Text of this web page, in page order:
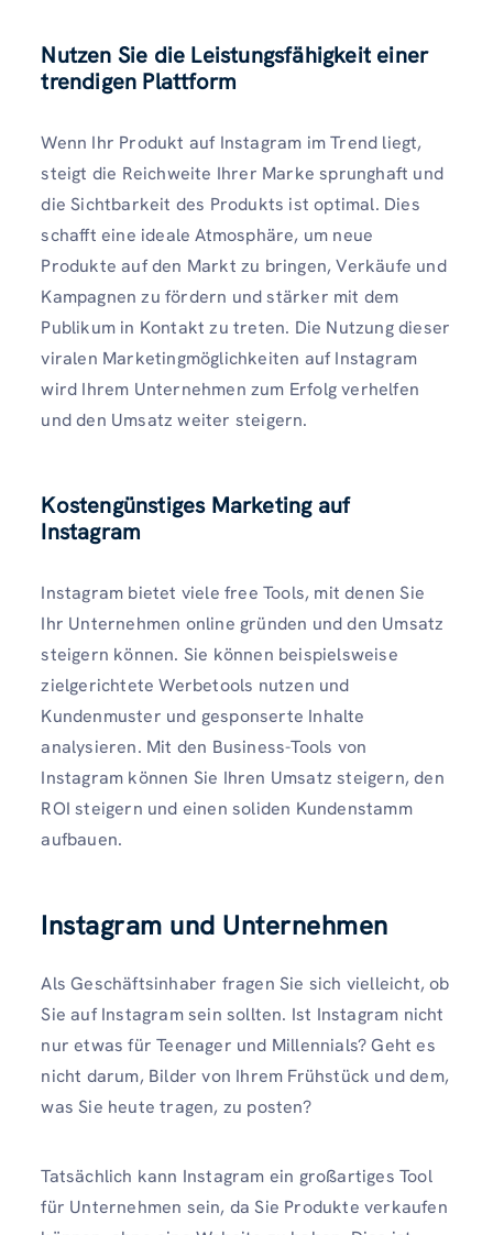
Nutzen Sie die Leistungsfähigkeit einer
trendigen Plattform
Wenn Ihr Produkt auf Instagram im Trend liegt,
steigt die Reichweite Ihrer Marke sprunghaft und
die Sichtbarkeit des Produkts ist optimal. Dies
schafft eine ideale Atmosphäre, um neue
Produkte auf den Markt zu bringen, Verkäufe und
Kampagnen zu fördern und stärker mit dem
Publikum in Kontakt zu treten. Die Nutzung dieser
viralen Marketingmöglichkeiten auf Instagram
wird Ihrem Unternehmen zum Erfolg verhelfen
und den Umsatz weiter steigern.
Kostengünstiges Marketing auf
Instagram
Instagram bietet viele free Tools, mit denen Sie
Ihr Unternehmen online gründen und den Umsatz
steigern können. Sie können beispielsweise
zielgerichtete Werbetools nutzen und
Kundenmuster und gesponserte Inhalte
analysieren. Mit den Business-Tools von
Instagram können Sie Ihren Umsatz steigern, den
ROI steigern und einen soliden Kundenstamm
aufbauen.
Instagram und Unternehmen
Als Geschäftsinhaber fragen Sie sich vielleicht, ob
Sie auf Instagram sein sollten. Ist Instagram nicht
nur etwas für Teenager und Millennials? Geht es
nicht darum, Bilder von Ihrem Frühstück und dem,
was Sie heute tragen, zu posten?
Tatsächlich kann Instagram ein großartiges Tool
für Unternehmen sein, da Sie Produkte verkaufen